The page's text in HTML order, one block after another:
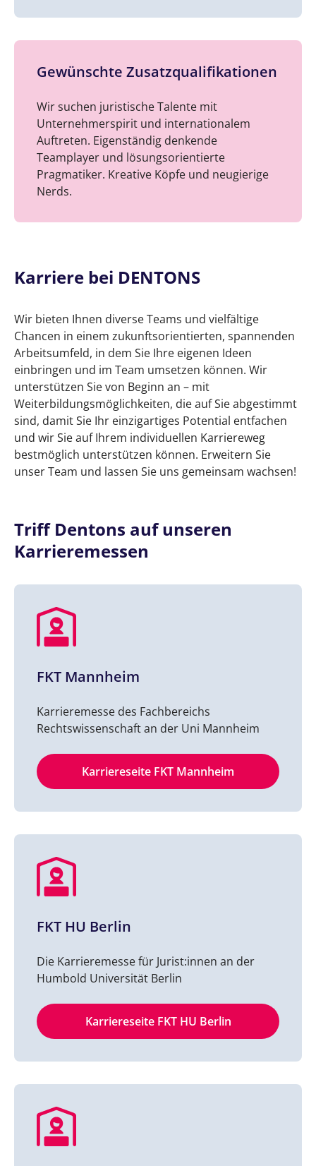
Gewünschte Zusatzqualifikationen
Wir suchen juristische Talente mit
Unternehmerspirit und internationalem
Auftreten. Eigenständig denkende
Teamplayer und lösungsorientierte
Pragmatiker. Kreative Köpfe und neugierige
Nerds.
Karriere bei DENTONS
Wir bieten Ihnen diverse Teams und vielfältige
Chancen in einem zukunftsorientierten, spannenden
Arbeitsumfeld, in dem Sie Ihre eigenen Ideen
einbringen und im Team umsetzen können. Wir
unterstützen Sie von Beginn an – mit
Weiterbildungsmöglichkeiten, die auf Sie abgestimmt
sind, damit Sie Ihr einzigartiges Potential entfachen
und wir Sie auf Ihrem individuellen Karriereweg
bestmöglich unterstützen können. Erweitern Sie
unser Team und lassen Sie uns gemeinsam wachsen!
Triff Dentons auf unseren
Karrieremessen
FKT Mannheim
Karrieremesse des Fachbereichs
Rechtswissenschaft an der Uni Mannheim
Karriereseite FKT Mannheim
FKT HU Berlin
Die Karrieremesse für Jurist:innen an der
Humbold Universität Berlin
Karriereseite FKT HU Berlin